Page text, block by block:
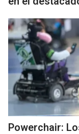
Powerchair: